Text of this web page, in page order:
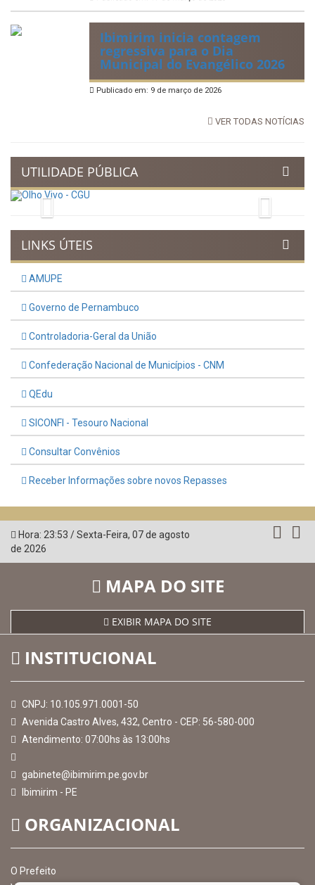
Ibimirim inicia contagem
regressiva para o Dia
Municipal do Evangélico 2026
Publicado em: 9 de março de 2026
VER TODAS NOTÍCIAS
UTILIDADE PÚBLICA
Previous
LINKS ÚTEIS
AMUPE
Governo de Pernambuco
Controladoria-Geral da União
Confederação Nacional de Municípios - CNM
QEdu
SICONFI - Tesouro Nacional
Consultar Convênios
Receber Informações sobre novos Repasses
Hora: 23:53 /Sexta-Feira, 07 de agosto
de 2026
MAPA DO SITE
EXIBIR MAPA DO SITE
INSTITUCIONAL
CNPJ: 10.105.971.0001-50
Avenida Castro Alves, 432, Centro - CEP: 56-580-000
Atendimento: 07:00hs às 13:00hs
gabinete@ibimirim.pe.gov.br
Ibimirim - PE
ORGANIZACIONAL
O Prefeito